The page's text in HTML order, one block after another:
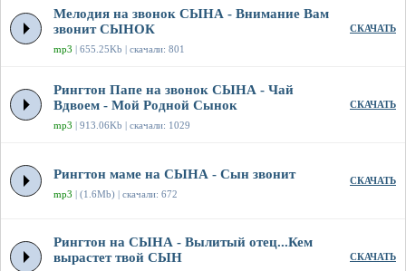
Мелодия на звонок СЫНА - Внимание Вам
звонит СЫНОК
mp3 | 655.25Kb | скачали: 801
СКАЧАТЬ
Рингтон Папе на звонок СЫНА - Чай
Вдвоем - Мой Родной Сынок
mp3 | 913.06Kb | скачали: 1029
СКАЧАТЬ
Рингтон маме на СЫНА - Сын звонит
mp3 | (1.6Mb) | скачали: 672
СКАЧАТЬ
Рингтон на СЫНА - Вылитый отец...Кем
вырастет твой СЫН
СКАЧАТЬ